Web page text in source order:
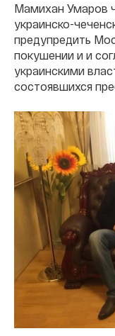
Мамихан Умаров
украинско-
предупредить
покушении и и
украинскими
состоявшихся